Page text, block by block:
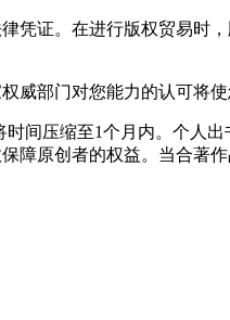
凭证。在进行版权贸易
威部门对您能力的认可将
间压缩至1个月内。个人
障原创者的权益。当合著